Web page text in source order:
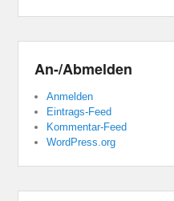
An-/Abmelden
Anmelden
Eintrags-Feed
Kommentar-Feed
WordPress.org